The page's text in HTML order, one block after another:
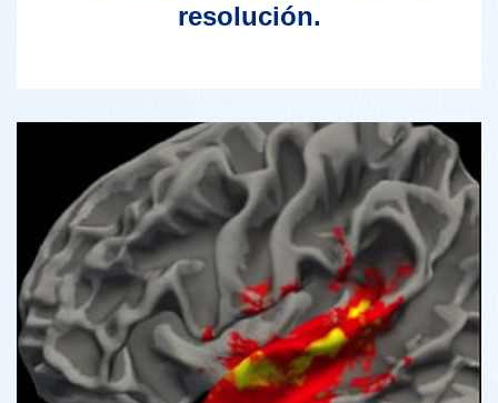
resolución.